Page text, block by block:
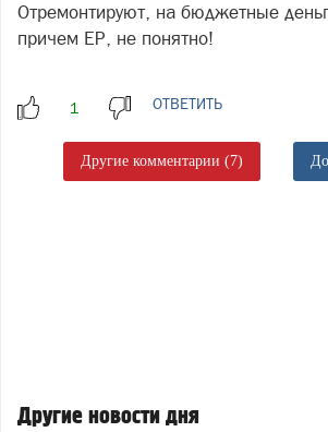
Отремонтируют, на бюджетные
причем ЕР, не понятно!
ОТВЕТИТЬ
Другие комментарии (7)
Другие новости дня